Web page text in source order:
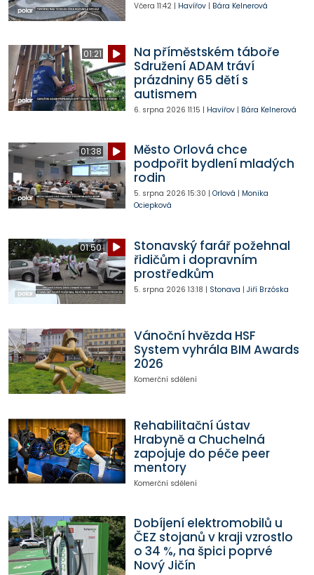
Včera 11:42| Havířov| Bára Kelnerová
01:21
Na příměstském táboře
Sdružení ADAM tráví
prázdniny 65 dětí s
autismem
6. srpna 2026 11:15 | Havířov| Bára Kelnerová
01:38
Město Orlová chce
podpořit bydlení mladých
rodin
5. srpna 2026 15:30 | Orlová | Monika
Ociepková
01:50
Stonavský farář požehnal
řidičům i dopravním
prostředkům
5. srpna 2026 13:18 | Stonava | Jiří Brzóska
Vánoční hvězda HSF
System vyhrála BIM Awards
2026
Komerční sdělení
Rehabilitační ústav
Hrabyně a Chuchelná
zapojuje do péče peer
mentory
Komerční sdělení
Dobíjení elektromobilů u
ČEZ stojanů v kraji vzrostlo
o 34 %, na špici poprvé
Nový Jičín